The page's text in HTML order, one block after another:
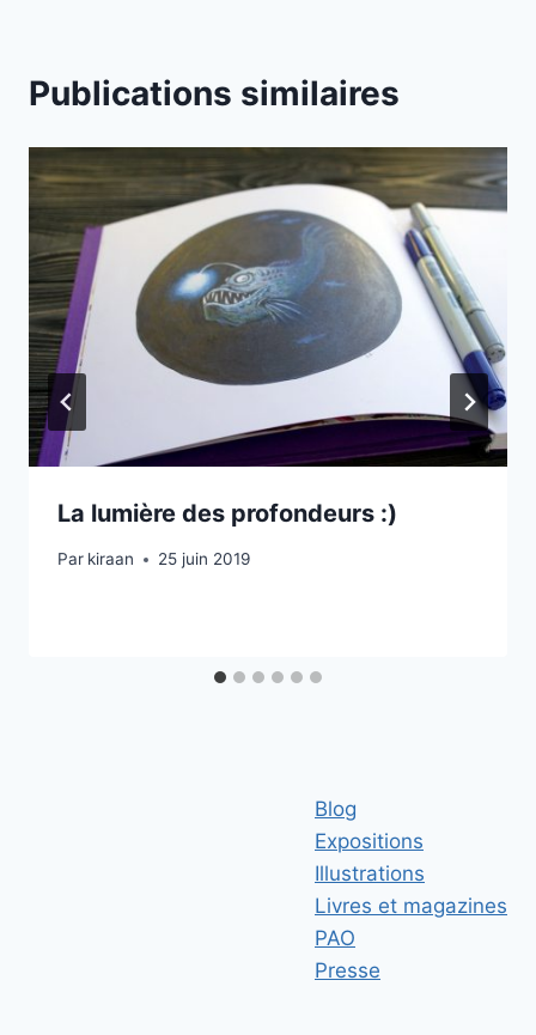
Publications similaires
La lumière des profondeurs :)
Par kiraan 25 juin 2019
Blog
Expositions
Illustrations
Livres et magazines
PAO
Presse